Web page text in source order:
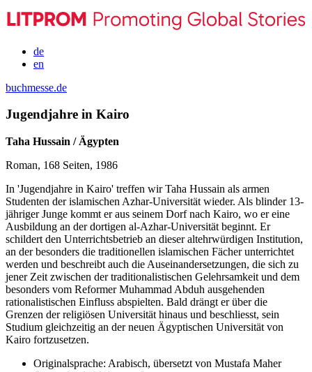
de
en
buchmesse.de
Jugendjahre in Kairo
Taha Hussain / Ägypten
Roman, 168 Seiten, 1986
In 'Jugendjahre in Kairo' treffen wir Taha Hussain als armen
Studenten der islamischen Azhar-Universität wieder. Als blinder 13-
jähriger Junge kommt er aus seinem Dorf nach Kairo, wo er eine
Ausbildung an der dortigen al-Azhar-Universität beginnt. Er
schildert den Unterrichtsbetrieb an dieser altehrwürdigen Institution,
an der besonders die traditionellen islamischen Fächer unterrichtet
werden und beschreibt auch die Auseinandersetzungen, die sich zu
jener Zeit zwischen der traditionalistischen Gelehrsamkeit und dem
besonders vom Reformer Muhammad Abduh ausgehenden
rationalistischen Einfluss abspielten. Bald drängt er über die
Grenzen der religiösen Universität hinaus und beschliesst, sein
Studium gleichzeitig an der neuen Ägyptischen Universität von
Kairo fortzusetzen.
Originalsprache: Arabisch, übersetzt von Mustafa Maher